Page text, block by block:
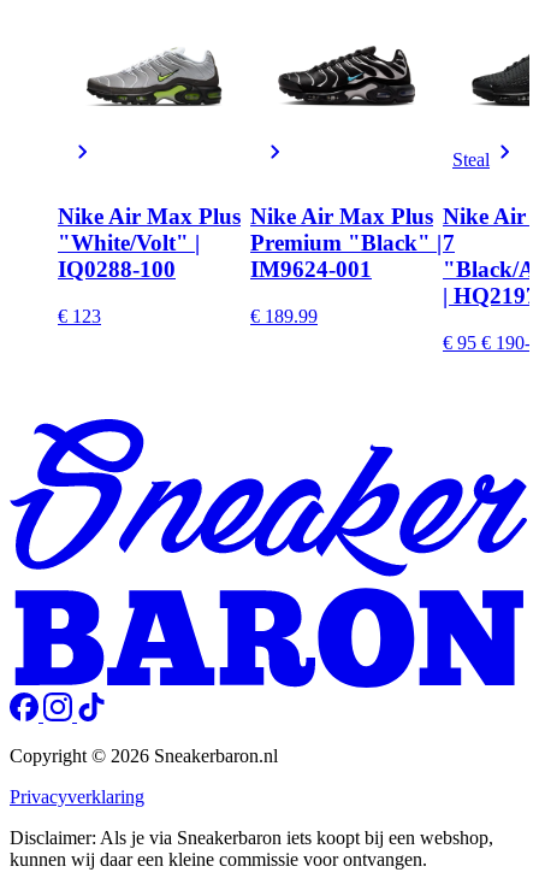
Nike Air Max Plus
"White/Volt" |
IQ0288-100
€ 123
Nike Air Max Plus
Premium "Black" |
IM9624-001
€ 189.99
Steal
Nike Air
7
"Black/
|
€ 95 € 190-
Copyright © 2026 Sneakerbaron.nl
Privacyverklaring
Disclaimer: Als je via Sneakerbaron iets koopt bij een webshop,
kunnen wij daar een kleine commissie voor ontvangen.